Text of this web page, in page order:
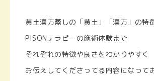
黄土漢方蒸しの「黄土」「漢方」の特
PISONテラピーの施術体験まで
それぞれの特徴や良さをわかりやすく
お伝えしてくださってる内容になって